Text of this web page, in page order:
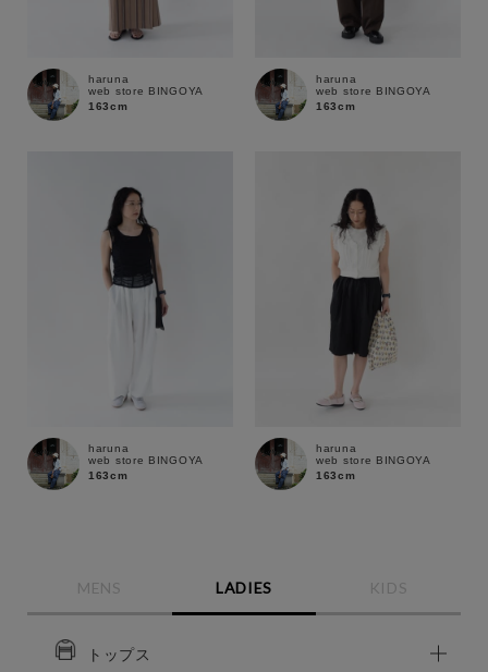
haruna
web store BINGOYA
163cm
haruna
web store BINGOYA
163cm
haruna
web store BINGOYA
163cm
haruna
web store BINGOYA
163cm
MENS LADIES KIDS
トップス